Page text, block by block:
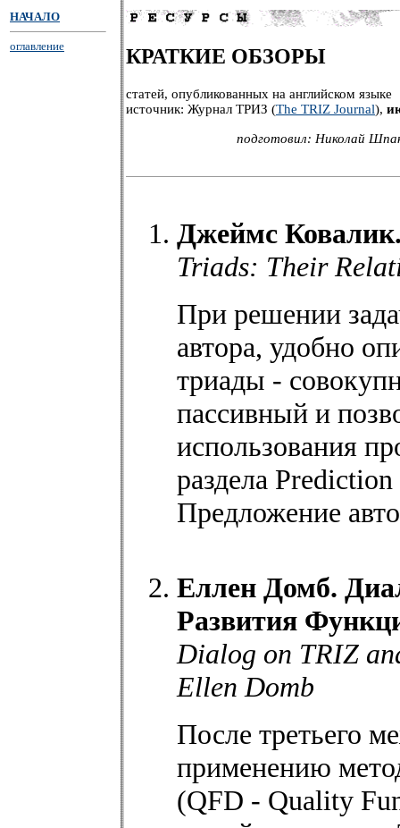
НАЧАЛО
оглавление КРАТКИЕ ОБЗОРЫ
статей, опубликованных на английском языке
источник: Журнал ТРИЗ (The TRIZ Journal),
подготовил: Николай
Джеймс
Triads: Their
При решении
автора, удобно
триады -
пассивный и
использования
раздела
Предложение
Еллен Домб.
Развития
Dialog on TRIZ
Ellen Domb
После третьего
применению
(QFD - Quality